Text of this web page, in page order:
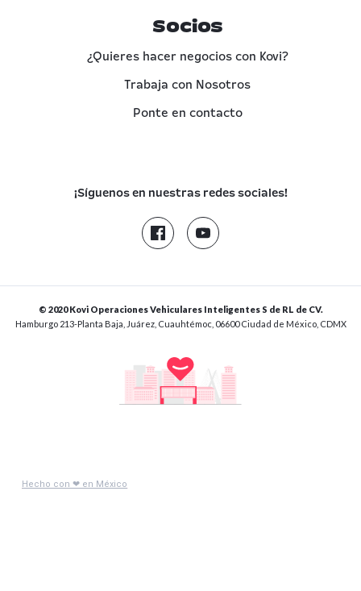
Socios
¿Quieres hacer negocios con Kovi?
Trabaja con Nosotros
Ponte en contacto
¡Síguenos en nuestras redes sociales!
© 2020 Kovi Operaciones Vehiculares Inteligentes S de RL de CV.
Hamburgo 213-Planta Baja, Juárez, Cuauhtémoc, 06600 Ciudad de México, CDMX
Hecho con ❤ en México